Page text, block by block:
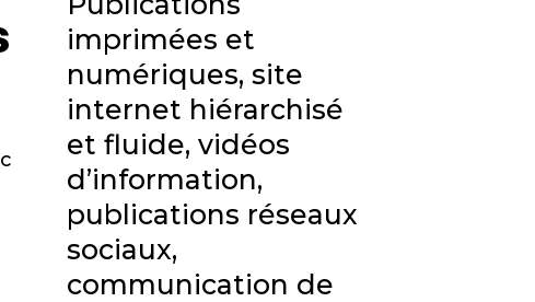
imprimées et
numériques, site
internet hiérarchisé
et fluide, vidéos
d’information,
publications réseaux
sociaux,
communication de